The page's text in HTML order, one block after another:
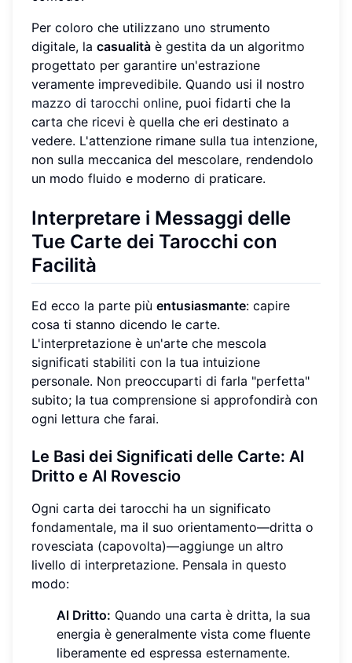
Per coloro che utilizzano uno strumento
digitale, la casualità è gestita da un algoritmo
progettato per garantire un'estrazione
veramente imprevedibile. Quando usi il nostro
mazzo di tarocchi online, puoi fidarti che la
carta che ricevi è quella che eri destinato a
vedere. L'attenzione rimane sulla tua intenzione,
non sulla meccanica del mescolare, rendendolo
un modo fluido e moderno di praticare.
Interpretare i Messaggi delle
Tue Carte dei Tarocchi con
Facilità
Ed ecco la parte più entusiasmante: capire
cosa ti stanno dicendo le carte.
L'interpretazione è un'arte che mescola
significati stabiliti con la tua intuizione
personale. Non preoccuparti di farla "perfetta"
subito; la tua comprensione si approfondirà con
ogni lettura che farai.
Le Basi dei Significati delle Carte: Al
Dritto e Al Rovescio
Ogni carta dei tarocchi ha un significato
fondamentale, ma il suo orientamento—dritta o
rovesciata (capovolta)—aggiunge un altro
livello di interpretazione. Pensala in questo
modo:
Al Dritto: Quando una carta è dritta, la sua
energia è generalmente vista come fluente
liberamente ed espressa esternamente.